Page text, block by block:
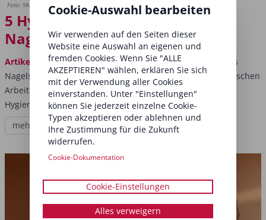
Foto: YAKOBCHUK VIACHESLAV/Shutterstock.com
5 Hygiene-Basic-Tipps für dein
Nagelstudio
Artikel
Sauberkeit und Sicherheit sind essenziell für jedes
Nagelstudio. Von der richtigen Desinfektion bis zu hygienischen
Arbeitsabläufen – diese fünf Must-Dos sorgen für höchste
Hygienestandards und ein...
mehr lesen
Cookie-Auswahl bearbeiten
Wir verwenden auf den Seiten dieser
Website eine Auswahl an eigenen und
fremden Cookies. Wenn Sie "ALLE
AKZEPTIEREN" wählen, erklären Sie sich
mit der Verwendung aller Cookies
einverstanden. Unter "Einstellungen"
können Sie jederzeit einzelne Cookie-
Typen akzeptieren oder ablehnen und
Ihre Zustimmung für die Zukunft
widerrufen.
Cookie-Dokumentation
Cookie-Einstellungen
Alles verweigern